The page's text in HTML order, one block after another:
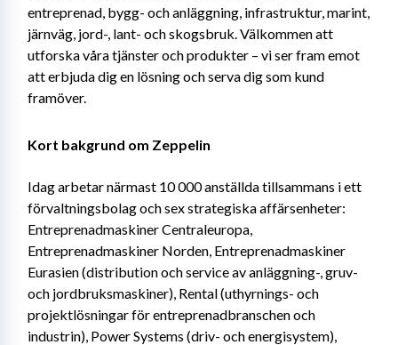
entreprenad, bygg- och anläggning, infrastruktur, marint,
järnväg, jord-, lant- och skogsbruk. Välkommen att
utforska våra tjänster och produkter – vi ser fram emot
att erbjuda dig en lösning och serva dig som kund
framöver.
Kort bakgrund om Zeppelin
Idag arbetar närmast 10 000 anställda tillsammans i ett
förvaltningsbolag och sex strategiska affärsenheter:
Entreprenadmaskiner Centraleuropa,
Entreprenadmaskiner Norden, Entreprenadmaskiner
Eurasien (distribution och service av anläggning-, gruv-
och jordbruksmaskiner), Rental (uthyrnings- och
projektlösningar för entreprenadbranschen och
industrin), Power Systems (driv- och energisystem),